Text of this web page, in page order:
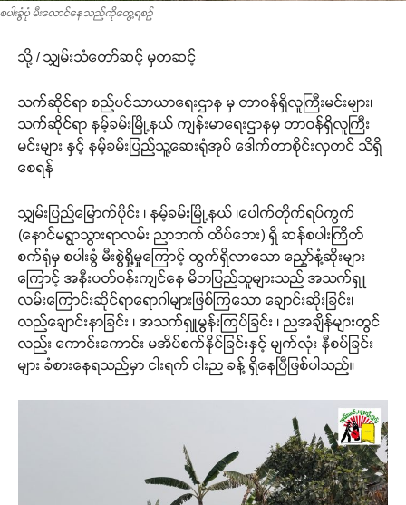
စပါးခွံပုံ မီးလောင်နေသည်ကိုတွေ့ရစဉ်
သို့ / သျှမ်းသံတော်ဆင့် မှတဆင့်
သက်ဆိုင်ရာ စည်ပင်သာယာရေးဌာန မှ တာဝန်ရှိလူကြီးမင်းများ၊
သက်ဆိုင်ရာ နမ့်ခမ်းမြို့နယ် ကျန်းမာရေးဌာနမှ တာဝန်ရှိလူကြီး
မင်းများ နှင့် နမ့်ခမ်းပြည်သူ့ဆေးရုံအုပ် ဒေါက်တာစိုင်းလှတင် သိရှိ
စေရန်
သျှမ်းပြည်မြောက်ပိုင်း ၊ နမ့်ခမ်းမြို့နယ် ၊ပေါက်တိုက်ရပ်ကွက်
(နောင်မရွာသွားရာလမ်း ညာဘက် ထိပ်ဘေး) ရှိ ဆန်စပါးကြိတ်
စက်ရုံမှ စပါးခွံ မီးစွဲရှို့မှုကြောင့် ထွက်ရှိလာသော ညှော်နံ့ဆိုးများ
ကြောင့် အနီးပတ်ဝန်းကျင်နေ မိဘပြည်သူများသည် အသက်ရှူ
လမ်းကြောင်းဆိုင်ရာရောဂါများဖြစ်ကြသော ချောင်းဆိုးခြင်း၊
လည်ချောင်းနာခြင်း ၊ အသက်ရှူမွန်းကြပ်ခြင်း ၊ ညအချိန်များတွင်
လည်း ကောင်းကောင်း မအိပ်စက်နိုင်ခြင်းနှင့် မျက်လုံး နီစပ်ခြင်း
များ ခံစားနေရသည်မှာ ငါးရက် ငါးည ခန့် ရှိနေပြီဖြစ်ပါသည်။